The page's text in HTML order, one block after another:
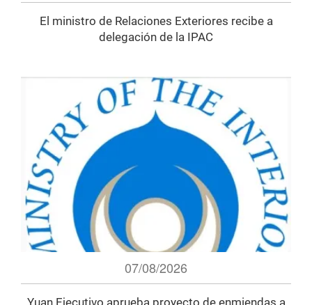
El ministro de Relaciones Exteriores recibe a
delegación de la IPAC
07/08/2026